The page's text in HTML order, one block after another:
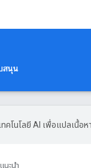
สนุน
ทคโนโลยี AI เพื่อแปลเนื้
นะนำ